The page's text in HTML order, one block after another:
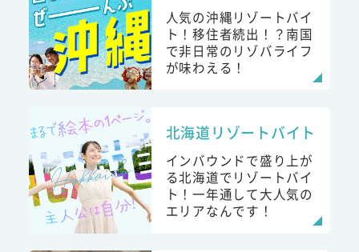
人気の沖縄リゾートバイ
ト！移住者続出！？南国
で非日常のリゾバライフ
が味わえる！
北海道リゾートバイト
インバウンドで盛り上が
る北海道でリゾートバイ
ト！一年通して大人気の
エリアなんです！